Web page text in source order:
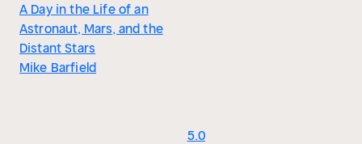
A Day in the Life of an
Astronaut, Mars, and the
Distant Stars
Mike Barfield
5.0